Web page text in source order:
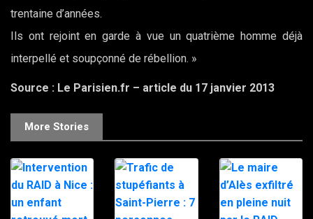
trentaine d’années.
Ils ont rejoint en garde à vue un quatrième homme déjà
interpellé et soupçonné de rébellion. »
Source : Le Parisien.fr – article du 17 janvier 2013
More Stories